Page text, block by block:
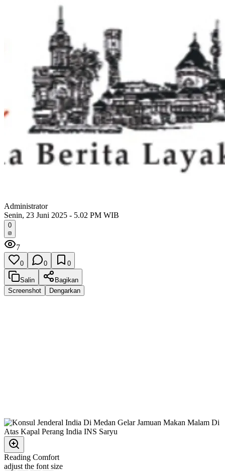
Administrator
Senin, 23 Juni 2025 - 5.02 PM WIB
0
7
0 0 0
Salin
Bagikan
Screenshot
Dengarkan
Reading Comfort
adjust the font size